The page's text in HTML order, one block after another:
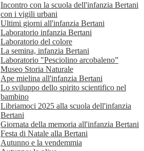
Incontro con la scuola dell'infanzia Bertani
con i vigili urbani
Ultimi giorni all'infanzia Bertani
Laboratorio infanzia Bertani
Laboratorio del colore
La semina, infanzia Bertani
Laboratorio "Pesciolino arcobaleno”
Museo Storia Naturale
Ape mielina all'infanzia Bertani
Lo sviluppo dello spirito scientifico nel
bambino
Libriamoci 2025 alla scuola dell'infanzia
Bertani
Giornata della memoria all'infanzia Bertani
Festa di Natale alla Bertani
Autunno e la vendemmia